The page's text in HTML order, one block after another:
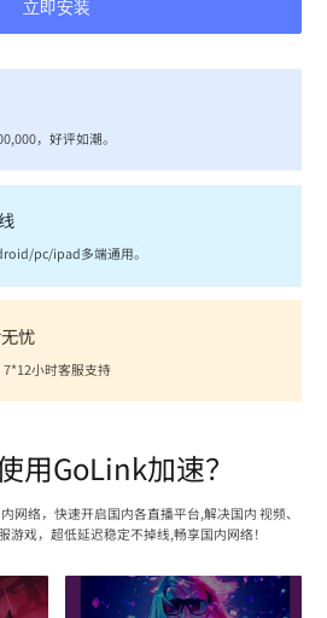
立即安装
，好评如潮。
pc/ipad多端通用。
忧
小时客服支持
用GoLink加速？
网络，快速开启国内各直播平台,解决国内 视频、
戏，超低延迟稳定不掉线,畅享国内网络！